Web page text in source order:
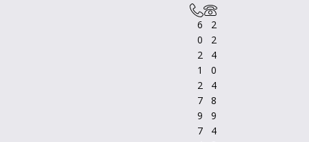
6
0
2
1
2
7
9
7
2
2
4
0
4
8
9
4